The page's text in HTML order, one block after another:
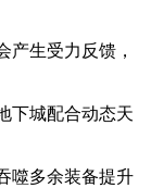
产生受力反馈，
下城配合动态天
噬多余装备提升